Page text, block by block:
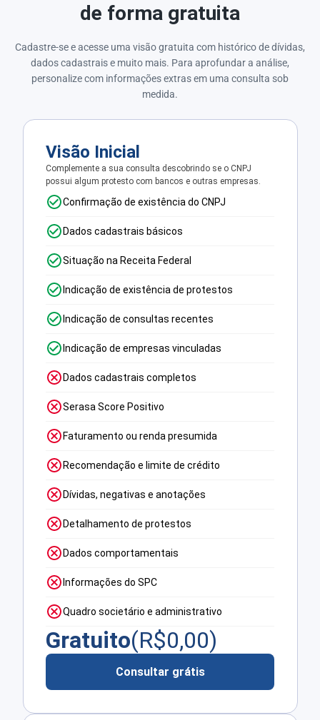
de forma gratuita
Cadastre-se e acesse uma visão gratuita com histórico de dívidas,
dados cadastrais e muito mais. Para aprofundar a análise,
personalize com informações extras em uma consulta sob
medida.
Visão Inicial
Complemente a sua consulta descobrindo se o CNPJ
possui algum protesto com bancos e outras empresas.
Confirmação de existência do CNPJ
Dados cadastrais básicos
Situação na Receita Federal
Indicação de existência de protestos
Indicação de consultas recentes
Indicação de empresas vinculadas
Dados cadastrais completos
Serasa Score Positivo
Faturamento ou renda presumida
Recomendação e limite de crédito
Dívidas, negativas e anotações
Detalhamento de protestos
Dados comportamentais
Informações do SPC
Quadro societário e administrativo
Gratuito(R$0,00)
Consultar grátis